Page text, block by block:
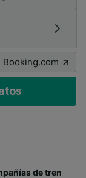
Booking.com
de tren